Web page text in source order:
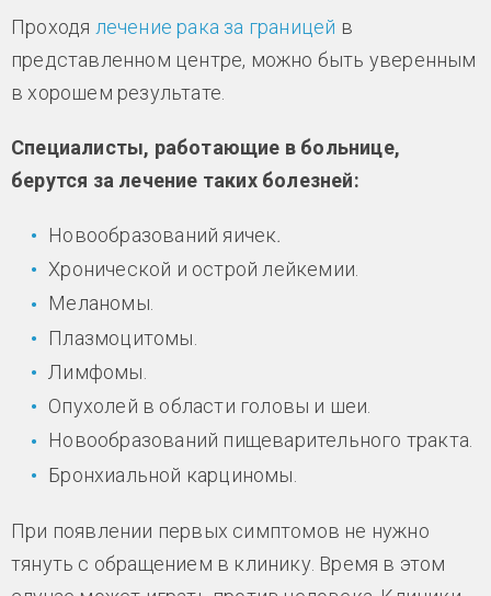
Проходя лечение рака за границей в
представленном центре, можно быть уверенным
в хорошем результате.
Специалисты, работающие в больнице,
берутся за лечение таких болезней:
Новообразований яичек.
Хронической и острой лейкемии.
Меланомы.
Плазмоцитомы.
Лимфомы.
Опухолей в области головы и шеи.
Новообразований пищеварительного тракта.
Бронхиальной карциномы.
При появлении первых симптомов не нужно
тянуть с обращением в клинику. Время в этом